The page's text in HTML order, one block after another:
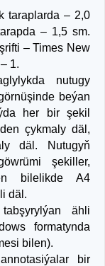
taraplarda – 2,0
– 1,5 sm.
– Times New
1.
nutugy
beýan
her bir şekil
çykmaly däl,
däl. Nutugyň
şekiller,
bilelikde A4
däl.
ähli
formatynda
bilen).
bir